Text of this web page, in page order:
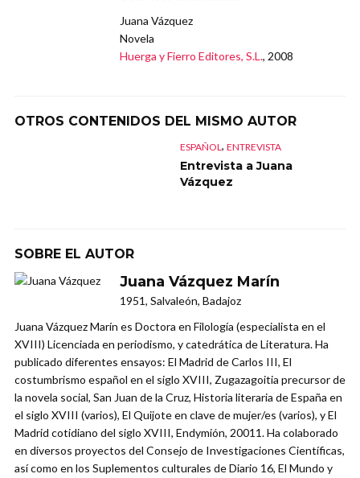
Juana Vázquez
Novela
Huerga y Fierro Editores, S.L., 2008
OTROS CONTENIDOS DEL MISMO AUTOR
ESPAÑOL , ENTREVISTA
Entrevista a Juana
Vázquez
SOBRE EL AUTOR
Juana Vázquez Marín
1951, Salvaleón, Badajoz
Juana Vázquez Marín es Doctora en Filología (especialista en el
XVIII) Licenciada en periodismo, y catedrática de Literatura. Ha
publicado diferentes ensayos: El Madrid de Carlos III, El
costumbrismo español en el siglo XVIII, Zugazagoitia precursor de
la novela social, San Juan de la Cruz, Historia literaria de España en
el siglo XVIII (varios), El Quijote en clave de mujer/es (varios), y El
Madrid cotidiano del siglo XVIII, Endymión, 20011. Ha colaborado
en diversos proyectos del Consejo de Investigaciones Científicas,
así como en los Suplementos culturales de Diario 16, El Mundo y